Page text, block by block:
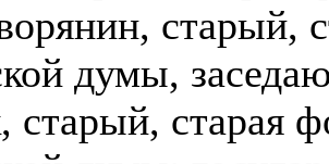
старый,
думы,
старый, старая